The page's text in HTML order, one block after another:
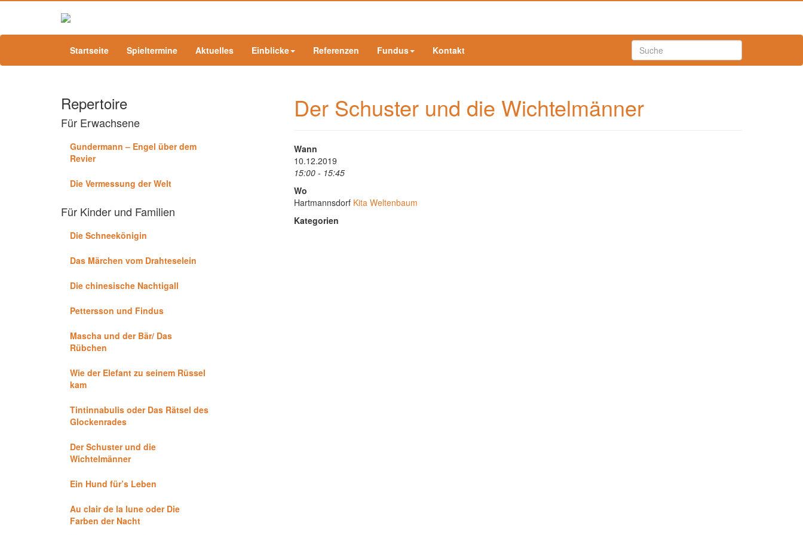
Startseite Spieltermine Aktuelles Einblicke Referenzen Fundus Kontakt
Repertoire
Für Erwachsene
Gundermann – Engel über dem
Revier
Die Vermessung der Welt
Für Kinder und Familien
Die Schneekönigin
Das Märchen vom Drahteselein
Die chinesische Nachtigall
Pettersson und Findus
Mascha und der Bär/ Das
Rübchen
Wie der Elefant zu seinem Rüssel
kam
Tintinnabulis oder Das Rätsel des
Glockenrades
Der Schuster und die
Wichtelmänner
Ein Hund für’s Leben
Au clair de la lune oder Die
Farben der Nacht
Der Schuster und die Wichtelmänner
Wann
10.12.2019
15:00 - 15:45
Wo
Hartmannsdorf Kita Weltenbaum
Kategorien